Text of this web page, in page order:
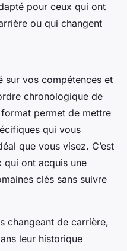
pour ceux qui ont
ou qui changent
sur vos compétences et
chronologique de
permet de mettre
qui vous
que vous visez. C’est
qui ont acquis une
clés sans suivre
changeant de carrière,
leur historique